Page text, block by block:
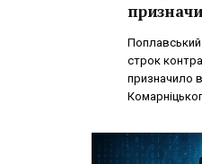
строк
призначило